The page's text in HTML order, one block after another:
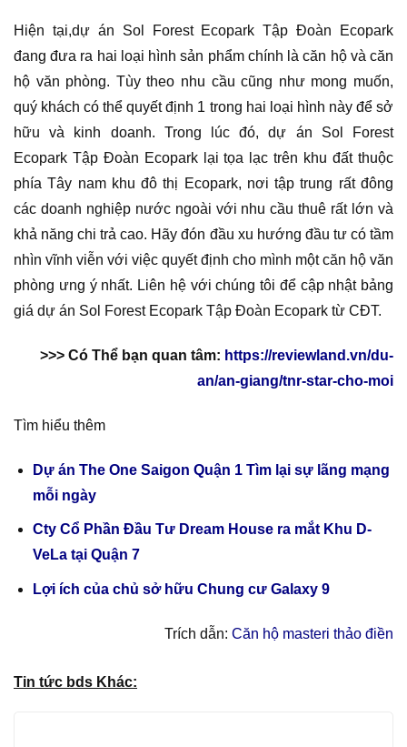
Hiện tại,dự án Sol Forest Ecopark Tập Đoàn Ecopark
đang đưa ra hai loại hình sản phẩm chính là căn hộ và căn
hộ văn phòng. Tùy theo nhu cầu cũng như mong muốn,
quý khách có thể quyết định 1 trong hai loại hình này để sở
hữu và kinh doanh. Trong lúc đó, dự án Sol Forest
Ecopark Tập Đoàn Ecopark lại tọa lạc trên khu đất thuộc
phía Tây nam khu đô thị Ecopark, nơi tập trung rất đông
các doanh nghiệp nước ngoài với nhu cầu thuê rất lớn và
khả năng chi trả cao. Hãy đón đầu xu hướng đầu tư có tầm
nhìn vĩnh viễn với việc quyết định cho mình một căn hộ văn
phòng ưng ý nhất. Liên hệ với chúng tôi để cập nhật bảng
giá dự án Sol Forest Ecopark Tập Đoàn Ecopark từ CĐT.
>>> Có Thể bạn quan tâm: https://reviewland.vn/du-
an/an-giang/tnr-star-cho-moi
Tìm hiểu thêm
Dự án The One Saigon Quận 1 Tìm lại sự lãng mạng
mỗi ngày
Cty Cổ Phần Đầu Tư Dream House ra mắt Khu D-
VeLa tại Quận 7
Lợi ích của chủ sở hữu Chung cư Galaxy 9
Trích dẫn: Căn hộ masteri thảo điền
Tin tức bds Khác: